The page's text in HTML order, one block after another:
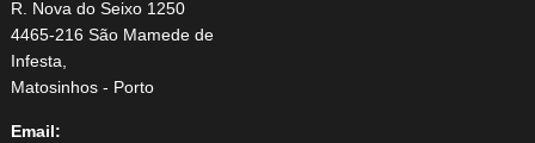
R. Nova do Seixo 1250
4465-216 São Mamede de
Infesta,
Matosinhos - Porto
Email: